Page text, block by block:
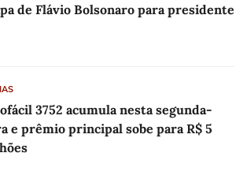
de Flávio Bolsonaro para presidente
3752 acumula nesta segunda-
e prêmio principal sobe para R$ 5